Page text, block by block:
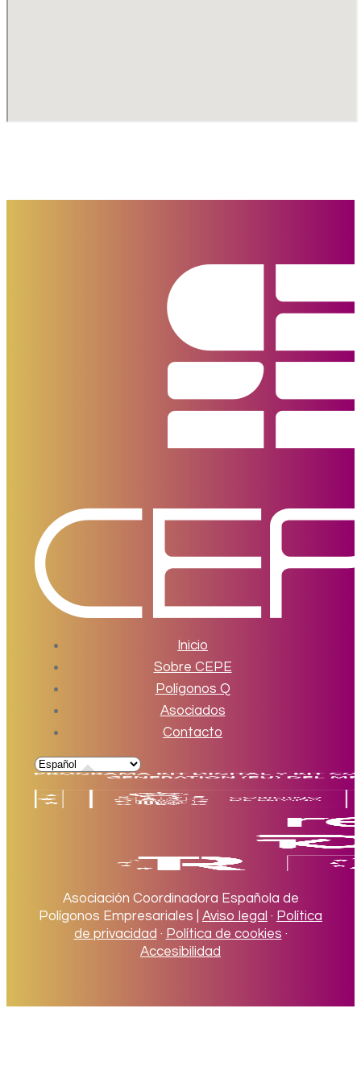
Inicio
Sobre CEPE
Polígonos Q
Asociados
Contacto
Asociación Coordinadora Española de
Polígonos Empresariales | Aviso legal · Política
de privacidad · Política de cookies ·
Accesibilidad